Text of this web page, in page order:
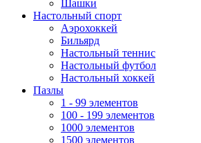
Шашки
Настольный спорт
Аэрохоккей
Бильярд
Настольный теннис
Настольный футбол
Настольный хоккей
Пазлы
1 - 99 элементов
100 - 199 элементов
1000 элементов
1500 элементов